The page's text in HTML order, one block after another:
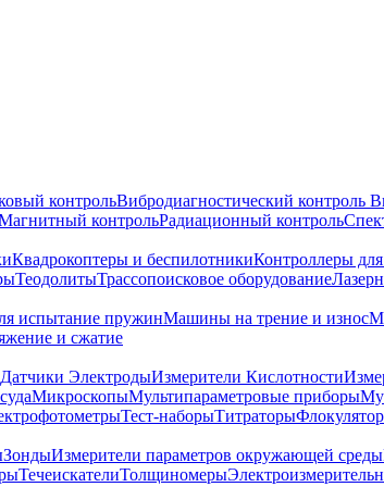
контрольВибродиагностический контроль
контрольРадиационный контроль
Квадрокоптеры и беспилотникиКонтроллеры
ТеодолитыТрассопоисковое оборудование
испытание пружинМашины на трение и износ
и сжатие
Датчики ЭлектродыИзмерители Кислотности
МикроскопыМультипараметровые приборы
Тест-наборыТитраторы
ЗондыИзмерители параметров окружающей среды
ТечеискателиТолщиномеры